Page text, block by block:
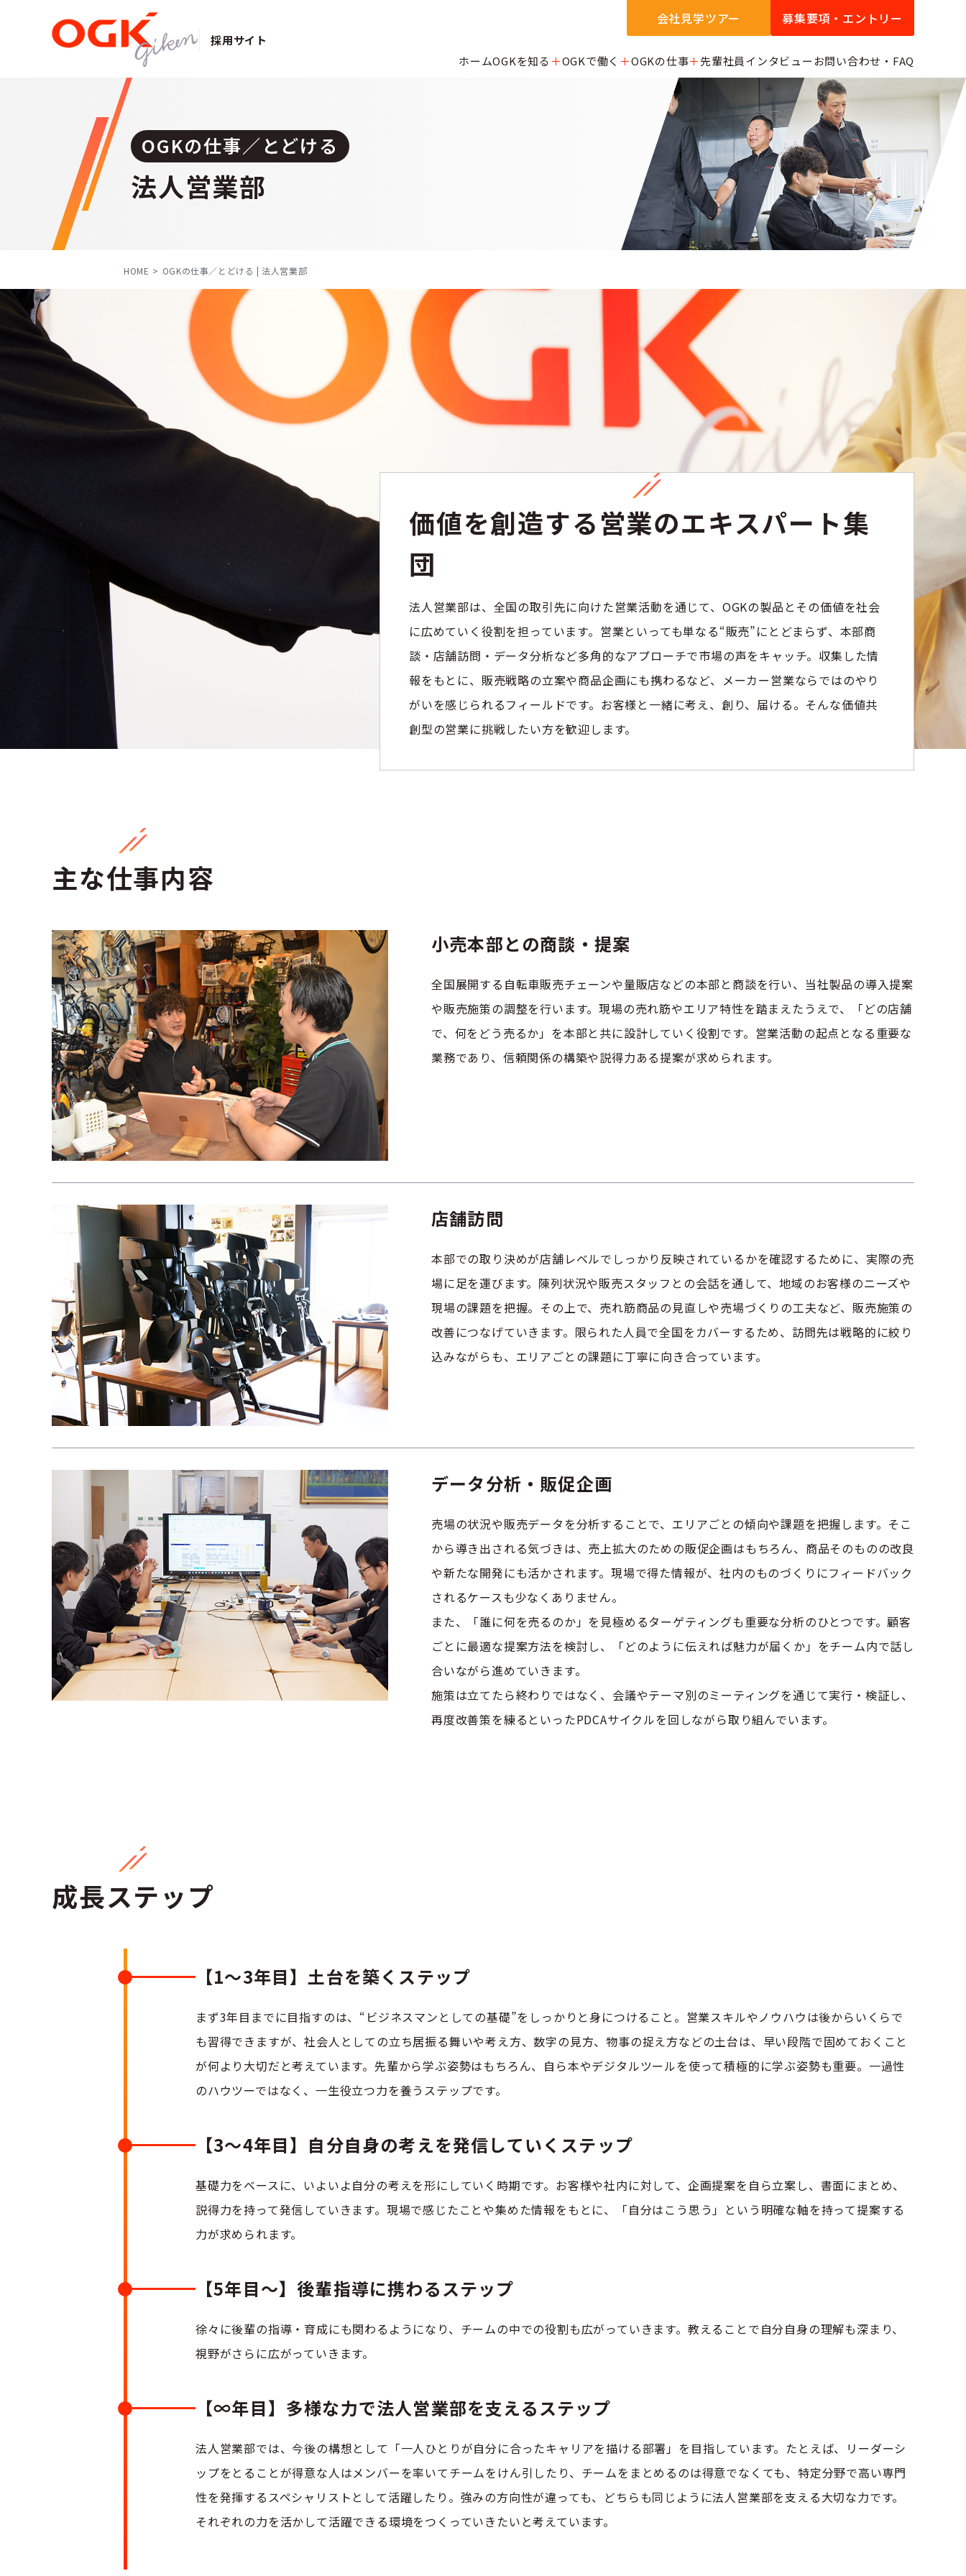
採用サイト
ホームOGKを知る OGKで働く OGKの仕事 先輩社員インタビュー お問い合わせ・FAQ
会社見学ツアー 募集要項・エントリー
OGKの仕事／とどける
法人営業部
HOME OGKの仕事／とどける 法人営業部
価値を創造する営業のエキスパート集
団
法人営業部は、全国の取引先に向けた営業活動を通じて、OGKの製品とその価値を社会
に広めていく役割を担っています。営業といっても単なる“販売”にとどまらず、本部商
談・店舗訪問・データ分析など多角的なアプローチで市場の声をキャッチ。収集した情
報をもとに、販売戦略の立案や商品企画にも携わるなど、メーカー営業ならではのやり
がいを感じられるフィールドです。お客様と一緒に考え、創り、届ける。そんな価値共
創型の営業に挑戦したい方を歓迎します。
主な仕事内容
小売本部との商談・提案
全国展開する自転車販売チェーンや量販店などの本部と商談を行い、当社製品の導入提案
や販売施策の調整を行います。現場の売れ筋やエリア特性を踏まえたうえで、「どの店舗
で、何をどう売るか」を本部と共に設計していく役割です。営業活動の起点となる重要な
業務であり、信頼関係の構築や説得力ある提案が求められます。
店舗訪問
本部での取り決めが店舗レベルでしっかり反映されているかを確認するために、実際の売
場に足を運びます。陳列状況や販売スタッフとの会話を通して、地域のお客様のニーズや
現場の課題を把握。その上で、売れ筋商品の見直しや売場づくりの工夫など、販売施策の
改善につなげていきます。限られた人員で全国をカバーするため、訪問先は戦略的に絞り
込みながらも、エリアごとの課題に丁寧に向き合っています。
データ分析・販促企画
売場の状況や販売データを分析することで、エリアごとの傾向や課題を把握します。そこ
から導き出される気づきは、売上拡大のための販促企画はもちろん、商品そのものの改良
や新たな開発にも活かされます。現場で得た情報が、社内のものづくりにフィードバック
されるケースも少なくありません。
また、「誰に何を売るのか」を見極めるターゲティングも重要な分析のひとつです。顧客
ごとに最適な提案方法を検討し、「どのように伝えれば魅力が届くか」をチーム内で話し
合いながら進めていきます。
施策は立てたら終わりではなく、会議やテーマ別のミーティングを通じて実行・検証し、
再度改善策を練るといったPDCAサイクルを回しながら取り組んでいます。
成長ステップ
【1～3年目】土台を築くステップ
まず3年目までに目指すのは、“ビジネスマンとしての基礎”をしっかりと身につけること。営業スキルやノウハウは後からいくらで
も習得できますが、社会人としての立ち居振る舞いや考え方、数字の見方、物事の捉え方などの土台は、早い段階で固めておくこと
が何より大切だと考えています。先輩から学ぶ姿勢はもちろん、自ら本やデジタルツールを使って積極的に学ぶ姿勢も重要。一過性
のハウツーではなく、一生役立つ力を養うステップです。
【3〜4年目】自分自身の考えを発信していくステップ
基礎力をベースに、いよいよ自分の考えを形にしていく時期です。お客様や社内に対して、企画提案を自ら立案し、書面にまとめ、
説得力を持って発信していきます。現場で感じたことや集めた情報をもとに、「自分はこう思う」という明確な軸を持って提案する
力が求められます。
【5年目～】後輩指導に携わるステップ
徐々に後輩の指導・育成にも関わるようになり、チームの中での役割も広がっていきます。教えることで自分自身の理解も深まり、
視野がさらに広がっていきます。
【∞年目】多様な力で法人営業部を支えるステップ
法人営業部では、今後の構想として「一人ひとりが自分に合ったキャリアを描ける部署」を目指しています。たとえば、リーダーシ
ップをとることが得意な人はメンバーを率いてチームをけん引したり、チームをまとめるのは得意でなくても、特定分野で高い専門
性を発揮するスペシャリストとして活躍したり。強みの方向性が違っても、どちらも同じように法人営業部を支える大切な力です。
それぞれの力を活かして活躍できる環境をつくっていきたいと考えています。